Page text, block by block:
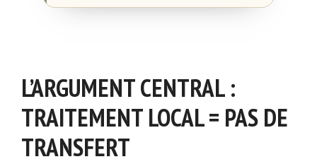
L’ARGUMENT CENTRAL :
TRAITEMENT LOCAL = PAS DE
TRANSFERT